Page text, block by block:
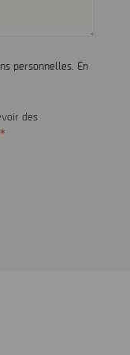
personnelles. En
des